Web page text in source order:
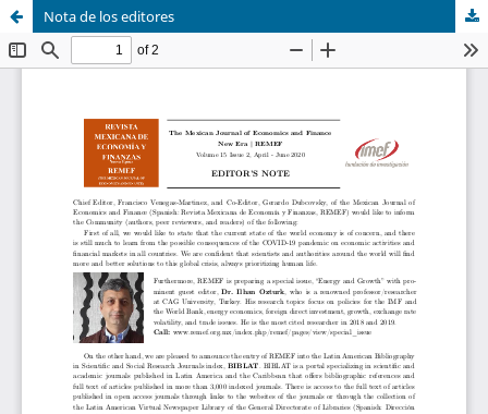
Nota de los editores